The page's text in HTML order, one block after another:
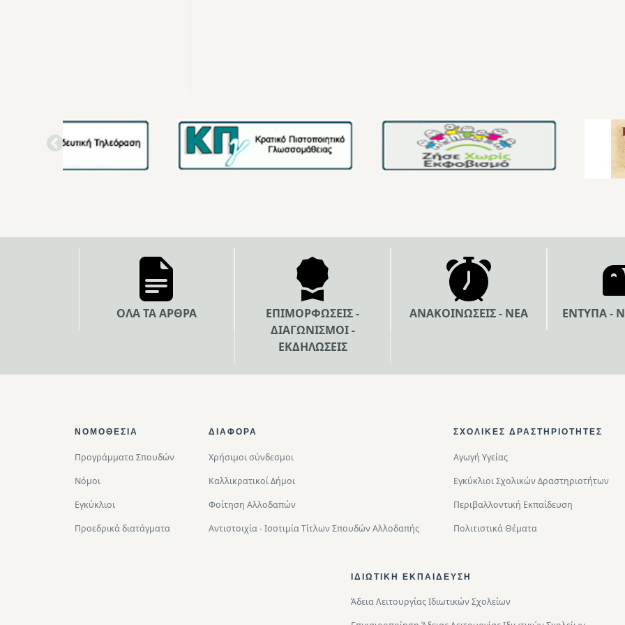
ΟΛΑ ΤΑ ΑΡΘΡΑ
ΕΠΙΜΟΡΦΩΣΕΙΣ -
ΔΙΑΓΩΝΙΣΜΟΙ -
ΕΚΔΗΛΩΣΕΙΣ
ΑΝΑΚΟΙΝΩΣΕΙΣ - ΝΕΑ ΕΝΤΥΠΑ -
Footer Top
ΝΟΜΟΘΕΣΊΑ
Προγράμματα Σπουδών
Νόμοι
Εγκύκλιοι
Προεδρικά διατάγματα
ΔΙΑΦΟΡΑ
Χρήσιμοι σύνδεσμοι
Καλλικρατικοί Δήμοι
Φοίτηση Αλλοδαπών
Αντιστοιχία - Ισοτιμία Τίτλων Σπουδών Αλλοδαπής
ΣΧΟΛΙΚΈΣ ΔΡΑΣΤΗΡΙΌΤΗΤΕΣ
Αγωγή Υγείας
Εγκύκλιοι Σχολικών Δραστηριοτήτων
Περιβαλλοντική Eκπαίδευση
Πολιτιστικά Θέματα
ΙΔΙΩΤΙΚΉ ΕΚΠΑΊΔΕΥΣΗ
Άδεια Λειτουργίας Ιδιωτικών Σχολείων